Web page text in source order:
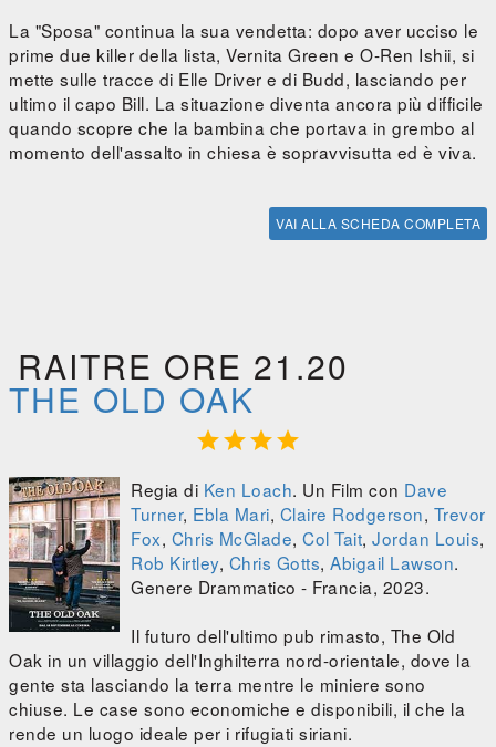
La "Sposa" continua la sua vendetta: dopo aver ucciso le
prime due killer della lista, Vernita Green e O-Ren Ishii, si
mette sulle tracce di Elle Driver e di Budd, lasciando per
ultimo il capo Bill. La situazione diventa ancora più difficile
quando scopre che la bambina che portava in grembo al
momento dell'assalto in chiesa è sopravvisutta ed è viva.
VAI ALLA SCHEDA COMPLETA
RAITRE ORE 21.20
THE OLD OAK

Regia di Ken Loach. Un Film con Dave
Turner, Ebla Mari, Claire Rodgerson, Trevor
Fox, Chris McGlade, Col Tait, Jordan Louis,
Rob Kirtley, Chris Gotts, Abigail Lawson.
Genere Drammatico - Francia, 2023.
Il futuro dell'ultimo pub rimasto, The Old
Oak in un villaggio dell'Inghilterra nord-orientale, dove la
gente sta lasciando la terra mentre le miniere sono
chiuse. Le case sono economiche e disponibili, il che la
rende un luogo ideale per i rifugiati siriani.